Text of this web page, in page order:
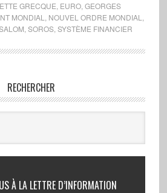
GRECQUE EURO, GEORGES
MONDIAL NOUVEL ORDRE MONDIAL
SOROS, SYSTÈME FINANCIER
RECHERCHER
À LA LETTRE D’INFORMATION